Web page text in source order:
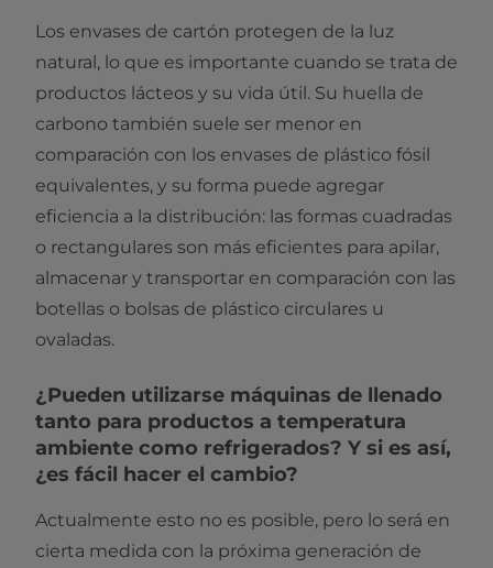
Los envases de cartón protegen de la luz
natural, lo que es importante cuando se trata de
productos lácteos y su vida útil. Su huella de
carbono también suele ser menor en
comparación con los envases de plástico fósil
equivalentes, y su forma puede agregar
eficiencia a la distribución: las formas cuadradas
o rectangulares son más eficientes para apilar,
almacenar y transportar en comparación con las
botellas o bolsas de plástico circulares u
ovaladas.
¿Pueden utilizarse máquinas de llenado
tanto para productos a temperatura
ambiente como refrigerados? Y si es así,
¿es fácil hacer el cambio?
Actualmente esto no es posible, pero lo será en
cierta medida con la próxima generación de